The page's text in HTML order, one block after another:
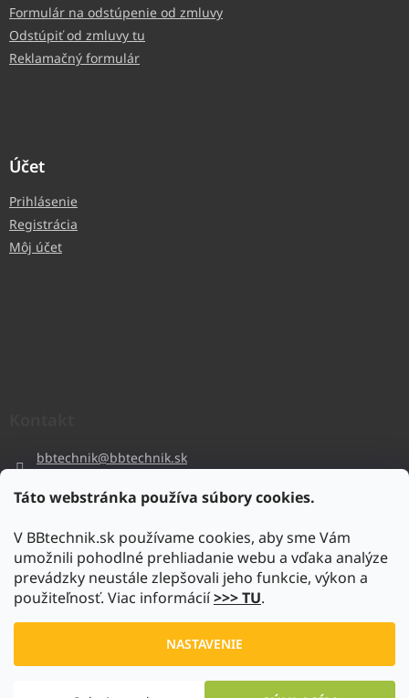
Táto webstránka používa súbory cookies.
V BBtechnik.sk používame cookies, aby sme Vám
umožnili pohodlné prehliadanie webu a vďaka analýze
prevádzky neustále zlepšovali jeho funkcie, výkon a
použiteľnosť. Viac informácií>>> TU.
NASTAVENIE
Formulár na odstúpenie od zmluvy
Odstúpiť od zmluvy tu
Reklamačný formulár
Účet
Prihlásenie
Registrácia
Môj účet
bbtechnik@bbtechnik.sk
bbtechnik
https://www.youtube.com/@bb-techniks.r.o.7746
www.bbtechnik.sk. Všetky práva vyhradené.